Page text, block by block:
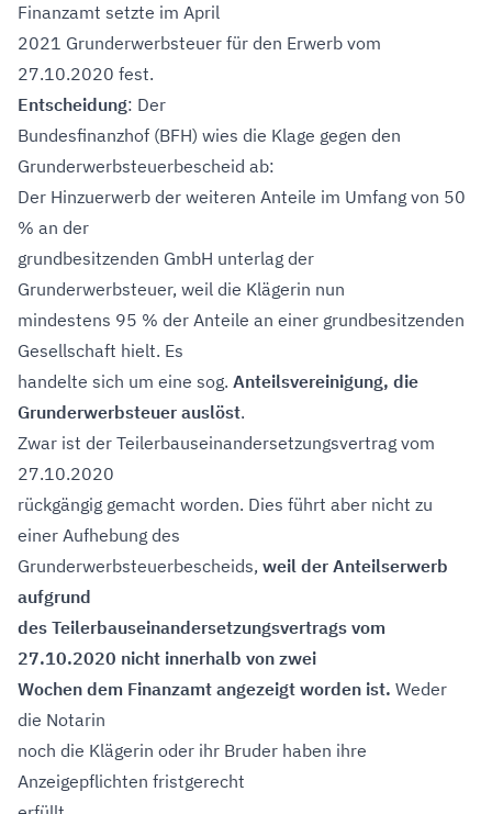
Finanzamt setzte im April
2021 Grunderwerbsteuer für den Erwerb vom
27.10.2020 fest.
Entscheidung: Der
Bundesfinanzhof (BFH) wies die Klage gegen den
Grunderwerbsteuerbescheid ab:
Der Hinzuerwerb der weiteren Anteile im Umfang von 50
% an der
grundbesitzenden GmbH unterlag der
Grunderwerbsteuer, weil die Klägerin nun
mindestens 95 % der Anteile an einer grundbesitzenden
Gesellschaft hielt. Es
handelte sich um eine sog. Anteilsvereinigung, die
Grunderwerbsteuer auslöst.
Zwar ist der Teilerbauseinandersetzungsvertrag vom
27.10.2020
rückgängig gemacht worden. Dies führt aber nicht zu
einer Aufhebung des
Grunderwerbsteuerbescheids, weil der Anteilserwerb
aufgrund
des Teilerbauseinandersetzungsvertrags vom
27.10.2020 nicht innerhalb von zwei
Wochen dem Finanzamt angezeigt worden ist. Weder
die Notarin
noch die Klägerin oder ihr Bruder haben ihre
Anzeigepflichten fristgerecht